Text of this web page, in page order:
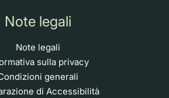
Note legali
Note legali
sulla privacy
generali
di Accessibilità